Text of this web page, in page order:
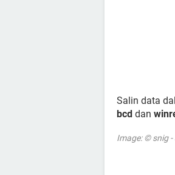
Salin data
bcd dan
Image: © snig